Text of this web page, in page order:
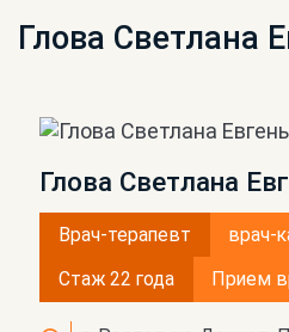
Глова Светлана
Глова Светлана
Врач-терапевт
врач-
Стаж 22 года
Прием